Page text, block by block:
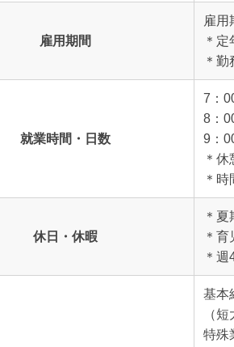
雇用期間
雇用
＊
＊
就業時間・日数
7：
8：
9：
＊休
＊
休日・休暇
＊
＊
＊
基本
（
特殊